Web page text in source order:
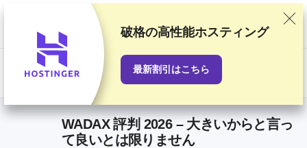
当サイトでは徹底した検証と調査をもとにおすすめランキングを作成し
ていますが、読者の皆さまからのご意見やプロバイダとの商業契約も考
慮しています。このページにはアフィリエイトリンクが含まれます。
「広告に関する情報開示」
WADAX 評判 2026 – 大きいからと言っ
て良いとは限りません
破格の高性能ホスティング
最新割引はこちら